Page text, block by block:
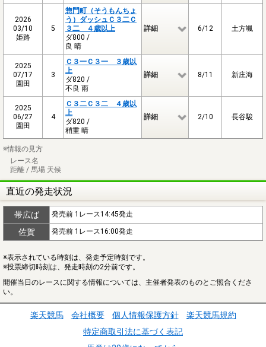
2026
03/10
姫路
5
惣門町（そうもんちょ
う）ダッシュＣ３二Ｃ
３二 ４歳以上
ダ800 /
良 晴
詳細 6/12 土方颯
2025
07/17
園田
3
Ｃ３一Ｃ３一 ３歳以
上
ダ820 /
不良 雨
詳細 8/11 新庄海
2025
06/27
園田
4
Ｃ３二Ｃ３二 ４歳以
上
ダ820 /
稍重 晴
詳細 2/10 長谷駿
※情報の見方
レース名
距離 / 馬場 天候
直近の発走状況
帯広ば 発売前 1レース14:45発走
佐賀 発売前 1レース16:00発走
※表示されている時刻は、発走予定時刻です。
※投票締切時刻は、発走時刻の2分前です。
開催当日のレースに関する情報については、主催者発表のものとご照合くださ
い。
楽天競馬 会社概要 個人情報保護方針
楽天競馬規約
特定商取引法に基づく表記